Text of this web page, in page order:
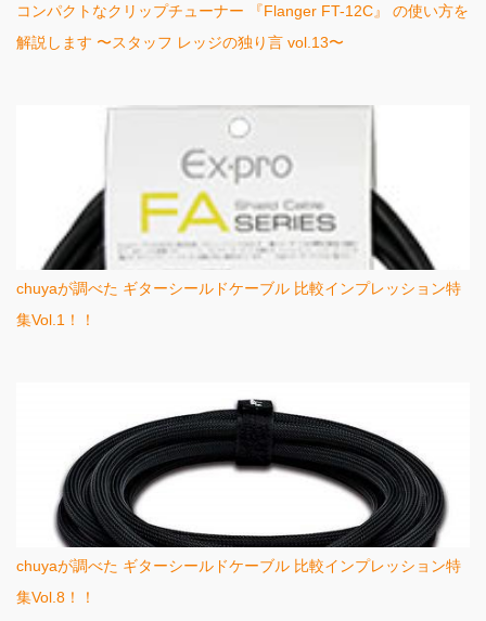
コンパクトなクリップチューナー 『Flanger FT-12C』 の使い方を
解説します 〜スタッフ レッジの独り言 vol.13〜
chuyaが調べた ギターシールドケーブル 比較インプレッション特
集Vol.1！！
chuyaが調べた ギターシールドケーブル 比較インプレッション特
集Vol.8！！